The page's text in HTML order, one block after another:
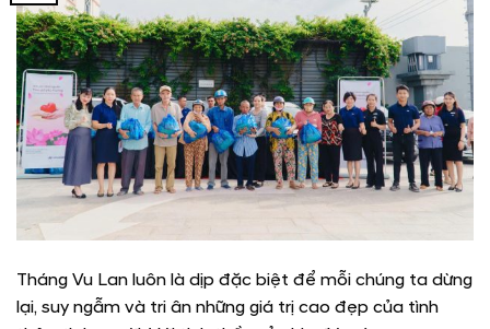
Tháng Vu Lan luôn là dịp đặc biệt để mỗi chúng ta dừng
lại, suy ngẫm và tri ân những giá trị cao đẹp của tình